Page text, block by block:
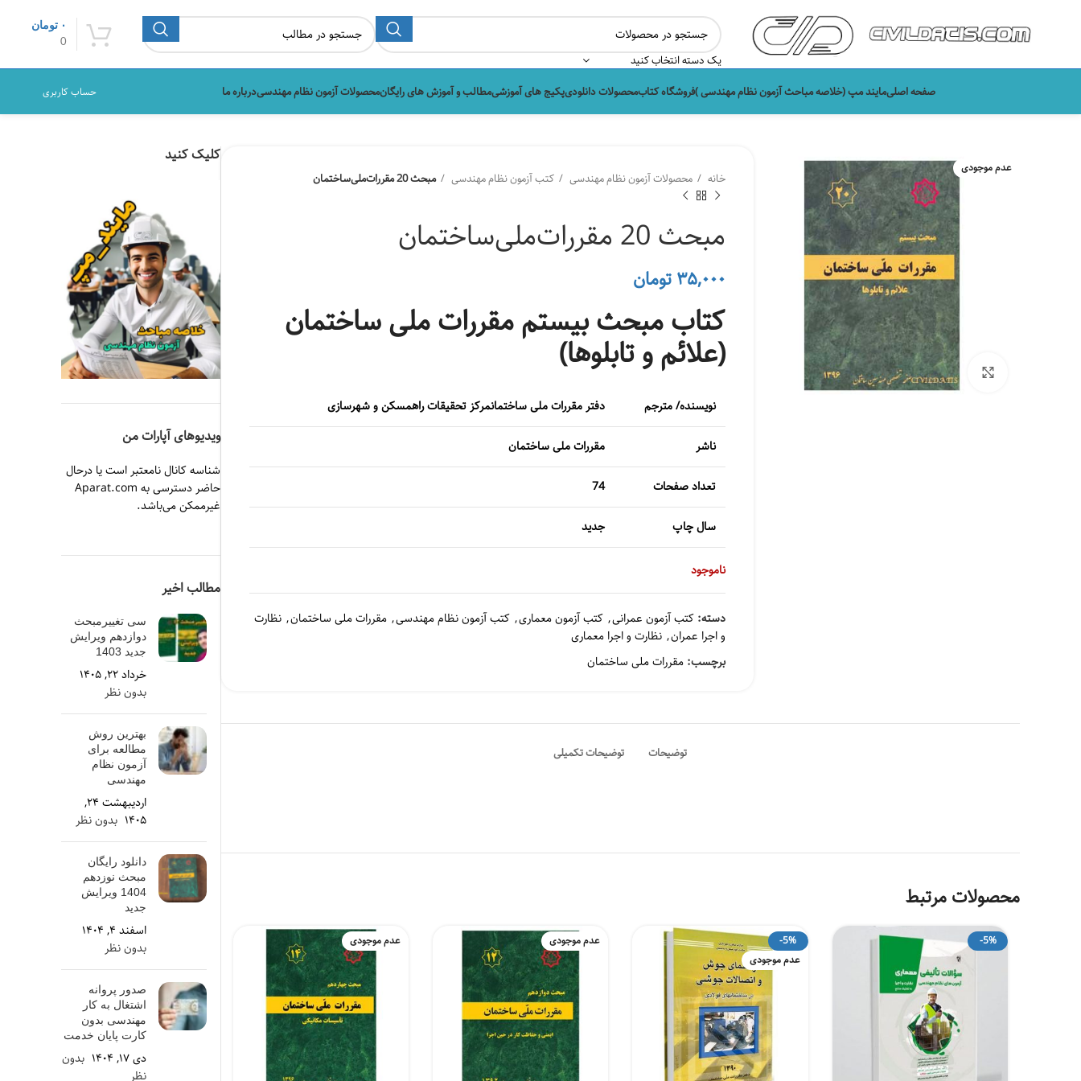
یک دسته انتخاب کنید
0
۰ تومان
صفحه اصلیمایند مپ (خلاصه مباحث آزمون نظام مهندسی )فروشگاه کتابمحصولات دانلودیپکیج های آموزشیمطالب و آموزش های رایگانمحصولات آزمون نظام مهندسیدرباره ما حساب کاربری
عدم موجودی
برای بزرگنمایی کلیک کنید
خانه محصولات آزمون نظام مهندسی کتب آزمون نظام مهندسی مبحث 20 مقررات‌ملی‌ساختمان
مبحث 20 مقررات‌ملی‌ساختمان
۳۵,۰۰۰تومان
کتاب مبحث بیستم مقررات ملی ساختمان
(علائم و تابلوها)
نویسنده/ مترجم دفتر مقررات ملی ساختمانمرکز تحقیقات راهمسکن و شهرسازی
ناشر مقررات ملی ساختمان
تعداد صفحات 74
سال چاپ جدید
ناموجود
دسته: کتب آزمون عمرانی, کتب آزمون معماری, کتب آزمون نظام مهندسی, مقررات ملی ساختمان, نظارت
و اجرا عمران, نظارت و اجرا معماری
برچسب: مقررات ملی ساختمان
توضیحات توضیحات تکمیلی
محصولات مرتبط
-5%
-5%
عدم موجودی
عدم موجودی عدم موجودی
کلیک کنید
ویدیوهای آپارات من
شناسه کانال نامعتبر است یا درحال
حاضر دسترسی به Aparat.com
غیرممکن می‌باشد.
مطالب اخیر
سی تغییرمبحث
دوازدهم ویرایش
جدید 1403
خرداد ۲۲, ۱۴۰۵
بدون نظر
بهترین روش
مطالعه برای
آزمون نظام
مهندسی
اردیبهشت ۲۴,
۱۴۰۵ بدون نظر
دانلود رایگان
مبحث نوزدهم
1404 ویرایش
جدید
اسفند ۴, ۱۴۰۴
بدون نظر
صدور پروانه
اشتغال به کار
مهندسی بدون
کارت پایان خدمت
دی ۱۷, ۱۴۰۴
بدون
نظر